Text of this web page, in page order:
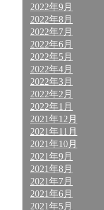
2022年9月
2022年8月
2022年7月
2022年6月
2022年5月
2022年4月
2022年3月
2022年2月
2022年1月
2021年12月
2021年11月
2021年10月
2021年9月
2021年8月
2021年7月
2021年6月
2021年5月